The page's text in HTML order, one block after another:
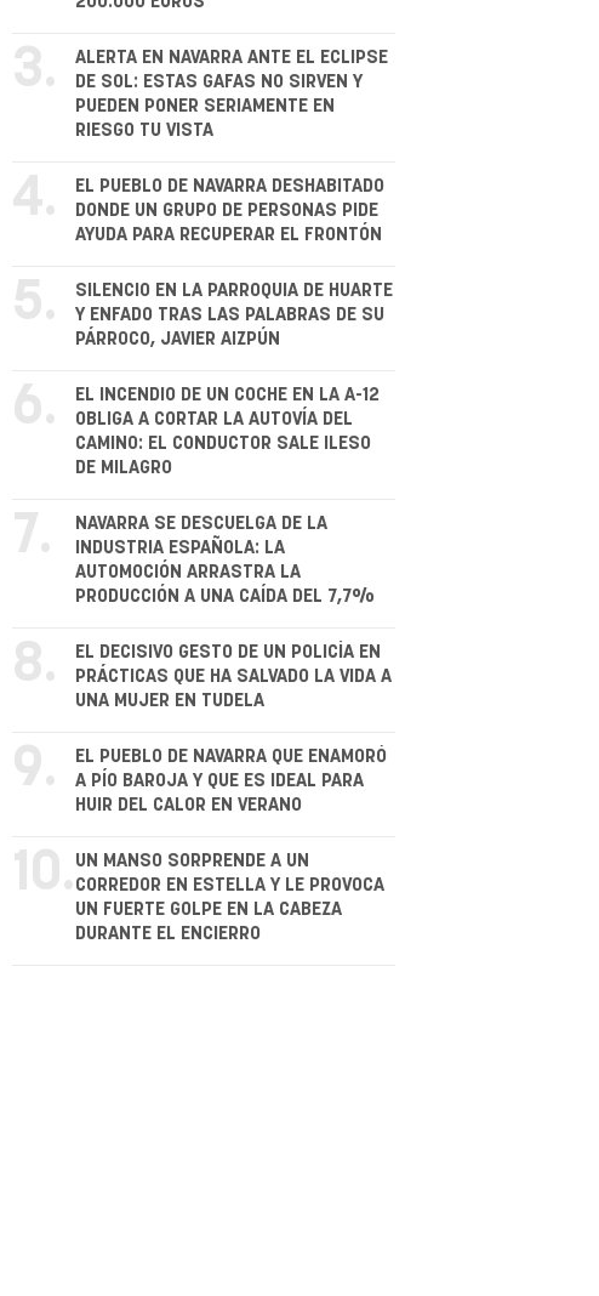
3.
ALERTA EN NAVARRA ANTE EL ECLIPSE
DE SOL: ESTAS GAFAS NO SIRVEN Y
PUEDEN PONER SERIAMENTE EN
RIESGO TU VISTA
4.
EL PUEBLO DE NAVARRA DESHABITADO
DONDE UN GRUPO DE PERSONAS PIDE
AYUDA PARA RECUPERAR EL FRONTÓN
5.
SILENCIO EN LA PARROQUIA DE HUARTE
Y ENFADO TRAS LAS PALABRAS DE SU
PÁRROCO, JAVIER AIZPÚN
6.
EL INCENDIO DE UN COCHE EN LA A-12
OBLIGA A CORTAR LA AUTOVÍA DEL
CAMINO: EL CONDUCTOR SALE ILESO
DE MILAGRO
7.
NAVARRA SE DESCUELGA DE LA
INDUSTRIA ESPAÑOLA: LA
AUTOMOCIÓN ARRASTRA LA
PRODUCCIÓN A UNA CAÍDA DEL 7,7%
8.
EL DECISIVO GESTO DE UN POLICÍA EN
PRÁCTICAS QUE HA SALVADO LA VIDA A
UNA MUJER EN TUDELA
9.
EL PUEBLO DE NAVARRA QUE ENAMORÓ
A PÍO BAROJA Y QUE ES IDEAL PARA
HUIR DEL CALOR EN VERANO
10. UN MANSO SORPRENDE A UN
CORREDOR EN ESTELLA Y LE PROVOCA
UN FUERTE GOLPE EN LA CABEZA
DURANTE EL ENCIERRO